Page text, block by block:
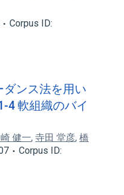
Corpus ID:
ンス法を用い
4 軟組織のバイ
健一, 寺田 堂彦, 橋
Corpus ID: